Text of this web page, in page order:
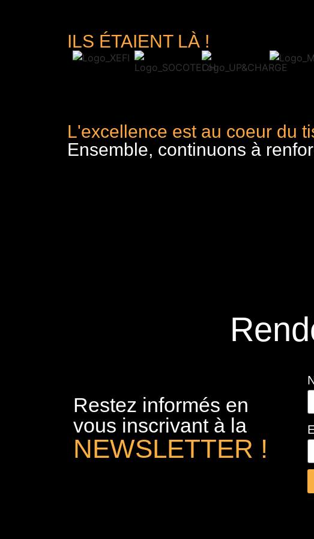
ILS ÉTAIENT LÀ !
L'excellence est au coeur du
Ensemble, continuons à
Restez informés en
vous inscrivant à la
NEWSLETTER !